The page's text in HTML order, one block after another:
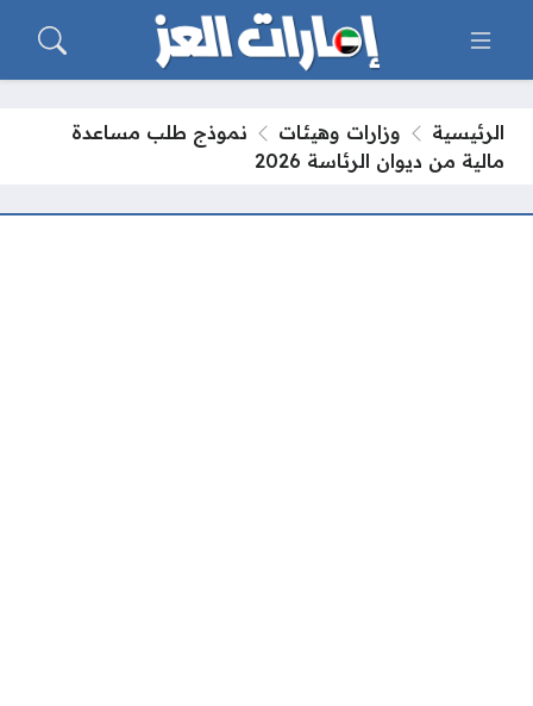
الرئيسية وزارات وهيئات
نموذج طلب مساعدة
مالية من ديوان الرئاسة 2026